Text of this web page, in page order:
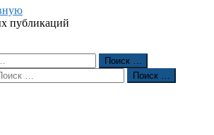
публикаций
Поиск …
Поиск …